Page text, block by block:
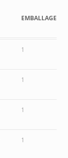
EMBALLAGE
1
1
1
1